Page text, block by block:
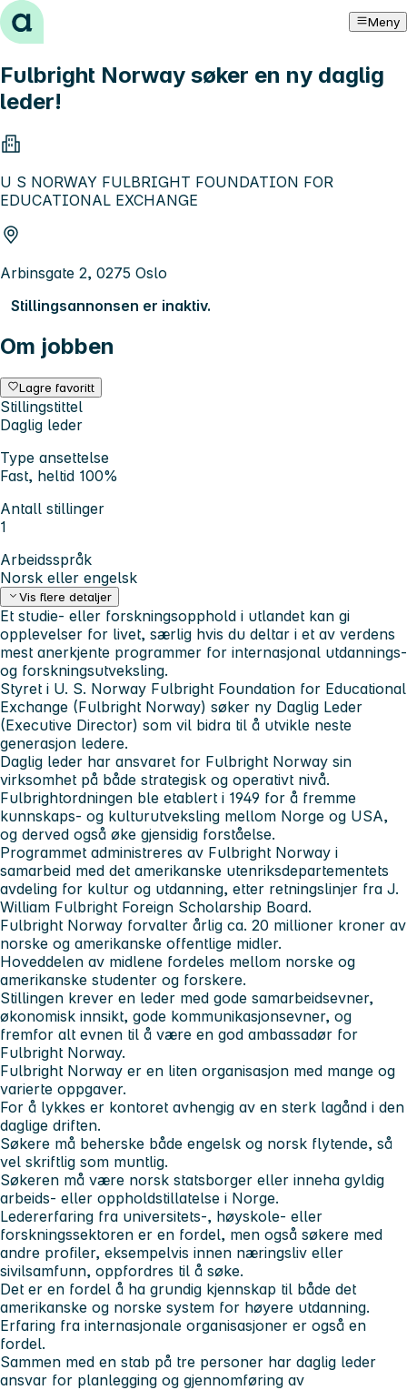
Hopp til innhold Meny
Fulbright Norway søker en ny daglig
leder!
U S NORWAY FULBRIGHT FOUNDATION FOR
EDUCATIONAL EXCHANGE
Arbinsgate 2, 0275 Oslo
Stillingsannonsen er inaktiv.
Om jobben
Lagre favoritt
Stillingstittel
Daglig leder
Type ansettelse
Fast, heltid 100%
Antall stillinger
1
Arbeidsspråk
Norsk eller engelsk
Vis flere detaljer
Et studie- eller forskningsopphold i utlandet kan gi
opplevelser for livet, særlig hvis du deltar i et av verdens
mest anerkjente programmer for internasjonal utdannings-
og forskningsutveksling.
Styret i U. S. Norway Fulbright Foundation for Educational
Exchange (Fulbright Norway) søker ny Daglig Leder
(Executive Director) som vil bidra til å utvikle neste
generasjon ledere.
Daglig leder har ansvaret for Fulbright Norway sin
virksomhet på både strategisk og operativt nivå.
Fulbrightordningen ble etablert i 1949 for å fremme
kunnskaps- og kulturutveksling mellom Norge og USA,
og derved også øke gjensidig forståelse.
Programmet administreres av Fulbright Norway i
samarbeid med det amerikanske utenriksdepartementets
avdeling for kultur og utdanning, etter retningslinjer fra J.
William Fulbright Foreign Scholarship Board.
Fulbright Norway forvalter årlig ca. 20 millioner kroner av
norske og amerikanske offentlige midler.
Hoveddelen av midlene fordeles mellom norske og
amerikanske studenter og forskere.
Stillingen krever en leder med gode samarbeidsevner,
økonomisk innsikt, gode kommunikasjonsevner, og
fremfor alt evnen til å være en god ambassadør for
Fulbright Norway.
Fulbright Norway er en liten organisasjon med mange og
varierte oppgaver.
For å lykkes er kontoret avhengig av en sterk lagånd i den
daglige driften.
Søkere må beherske både engelsk og norsk flytende, så
vel skriftlig som muntlig.
Søkeren må være norsk statsborger eller inneha gyldig
arbeids- eller oppholdstillatelse i Norge.
Ledererfaring fra universitets-, høyskole- eller
forskningssektoren er en fordel, men også søkere med
andre profiler, eksempelvis innen næringsliv eller
sivilsamfunn, oppfordres til å søke.
Det er en fordel å ha grundig kjennskap til både det
amerikanske og norske system for høyere utdanning.
Erfaring fra internasjonale organisasjoner er også en
fordel.
Sammen med en stab på tre personer har daglig leder
ansvar for planlegging og gjennomføring av